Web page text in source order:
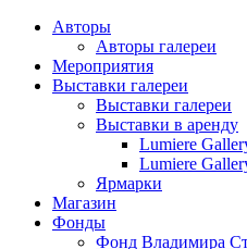
Авторы
Авторы галереи
Мероприятия
Выставки галереи
Выставки галереи
Выставки в аренду
Lumiere
Lumiere
Ярмарки
Магазин
Фонды
Фонд Владимира